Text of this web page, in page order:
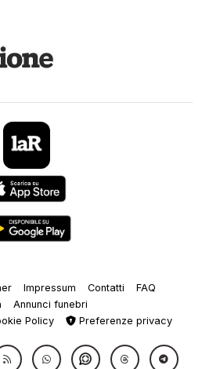
Impressum Contatti
FAQ
Annunci funebri
Policy Preferenze privacy